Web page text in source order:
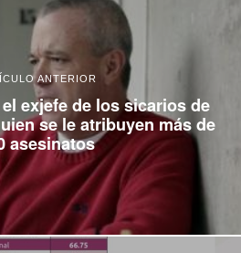
ANTERIOR
exjefe de los sicarios de
se le atribuyen más de
asesinatos